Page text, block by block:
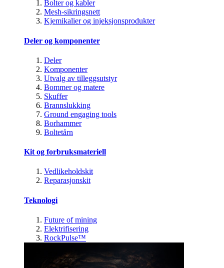
Bolter og kabler
Mesh-sikringsnett
Kjemikalier og injeksjonsprodukter
Deler og komponenter
Deler
Komponenter
Utvalg av tilleggsutstyr
Bommer og matere
Skuffer
Brannslukking
Ground engaging tools
Borhammer
Boltetårn
Kit og forbruksmateriell
Vedlikeholdskit
Reparasjonskit
Teknologi
Future of mining
Elektrifisering
RockPulse™